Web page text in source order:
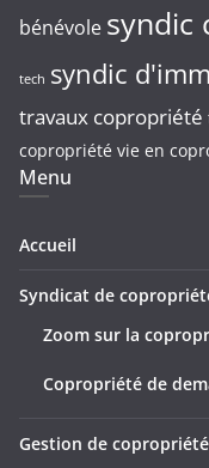
bénévole syndic
tech syndic
travaux copropriété
copropriété vie en
Menu
Accueil
Syndicat de
Zoom sur la
Copropriété de
Gestion de copropriété